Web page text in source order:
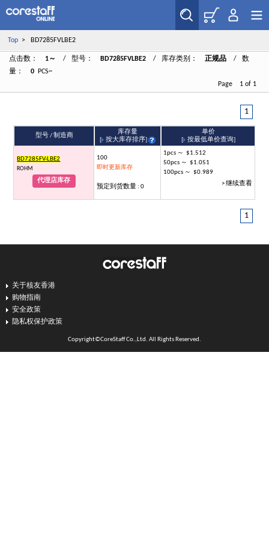
Top> BD7285FVLBE2
点击数： 1～ / 型号： BD7285FVLBE2 / 库存类别： 正规品
/ 数
量：
0
PCS~
Page 1 of 1
1
型号 / 制造商
库存量
[
按大库存排序]
单价
[
按最低单价查询]
BD7285FV-LBE2
ROHM
代理店库存
100
即时更新库存
预定到货数量 : 0
1pcs ～ $1.512
50pcs ～ $1.051
100pcs ～ $0.989
> 继续查看
1
关于核友香港
购物指南
安全政策
隐私权保护政策
Copyright©CoreStaff Co.,Ltd. All Rights Reserved.